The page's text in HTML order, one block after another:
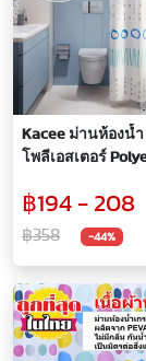
Kacee ม่านห้องน้ำ
โพลีเอสเตอร์
180x180 / 180x200
฿194 - 208
฿358 -44%